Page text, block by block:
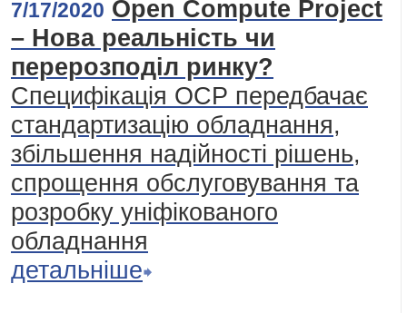
7/17/2020 Open Compute Project
– Нова реальність чи
перерозподіл ринку?
Специфікація ОСР передбачає
стандартизацію обладнання,
збільшення надійності рішень,
спрощення обслуговування та
розробку уніфікованого
обладнання
детальніше